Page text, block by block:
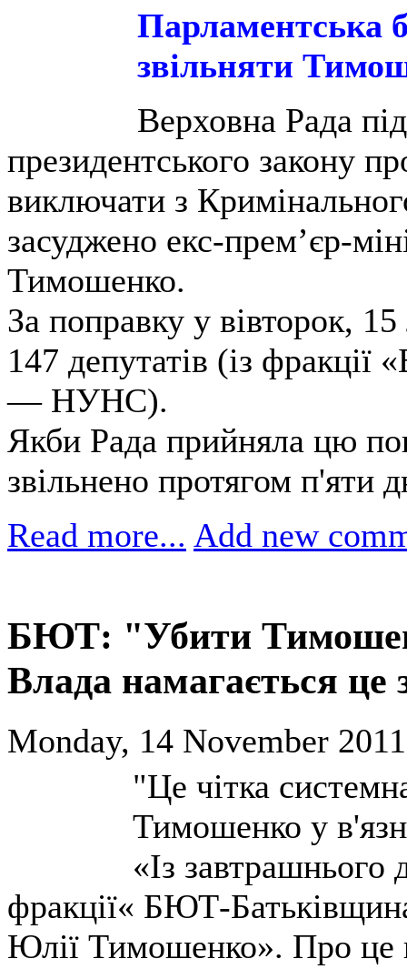
Парламентська
звільняти
Верховна Рада
президентського закону
виключати з
засуджено екс-прем’єр-
Тимошенко.
За поправку у вівторок,
147 депутатів (із
— НУНС).
Якби Рада прийняла цю
звільнено протягом п'яти
Read more... Add new
БЮТ: "Убити
Влада намагається це
Monday, 14 November
"Це чітка
Тимошенко у
«Із завтрашнього
фракції« БЮТ-
Юлії Тимошенко». Про це